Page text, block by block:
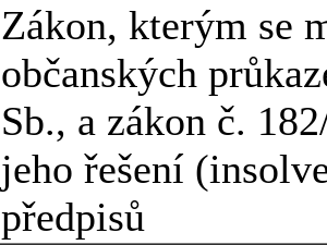
Zákon, kterým se
občanských
Sb., a zákon č.
jeho řešení
předpisů